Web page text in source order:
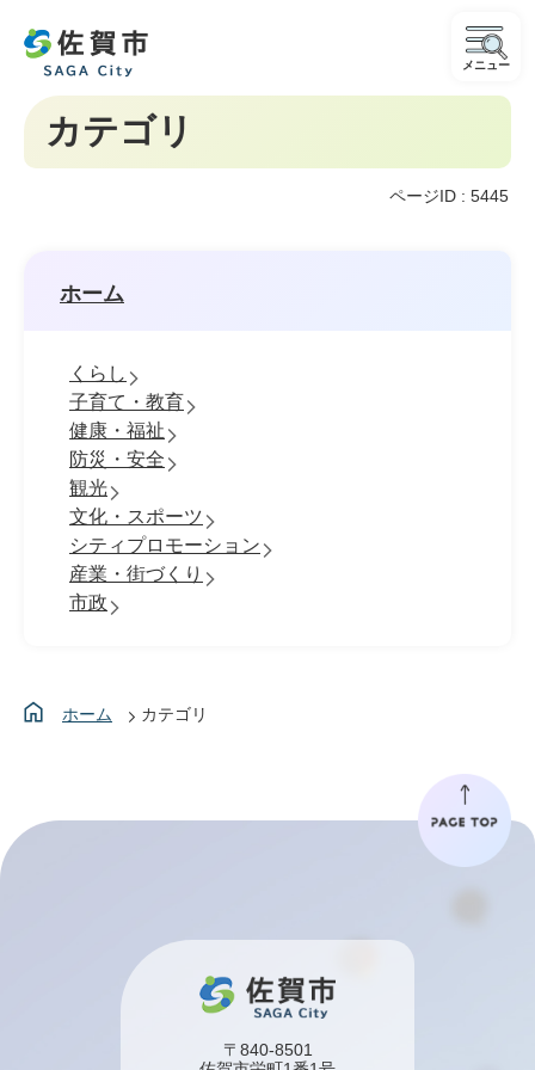
メニュー
カテゴリ
ページID : 5445
ホーム
くらし
子育て・教育
健康・福祉
防災・安全
観光
文化・スポーツ
シティプロモーション
産業・街づくり
市政
ホーム カテゴリ
〒840-8501